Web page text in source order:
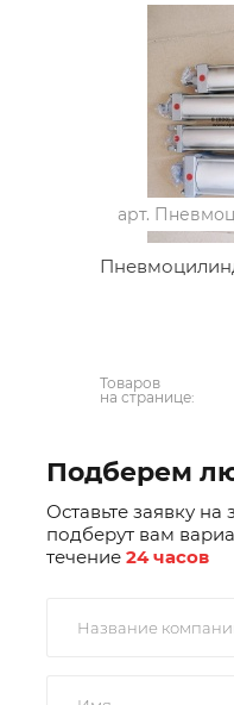
арт.
Товаров
на странице:
Подберем
Оставьте заявку
подберут вам
течение 24 часов